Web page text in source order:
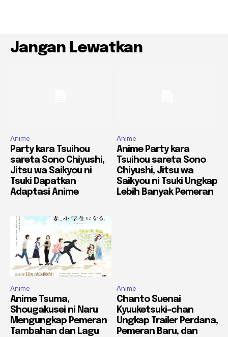
Jangan Lewatkan
Anime
Party kara Tsuihou
sareta Sono Chiyushi,
Jitsu wa Saikyou ni
Tsuki Dapatkan
Adaptasi Anime
Anime
Anime Party kara
Tsuihou sareta Sono
Chiyushi, Jitsu wa
Saikyou ni Tsuki Ungkap
Lebih Banyak Pemeran
Anime
Anime Tsuma,
Shougakusei ni Naru
Mengungkap Pemeran
Tambahan dan Lagu
Anime
Chanto Suenai
Kyuuketsuki-chan
Ungkap Trailer Perdana,
Pemeran Baru, dan